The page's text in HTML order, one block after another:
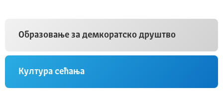
Образовање за демкоратско друштво
Култура сећања